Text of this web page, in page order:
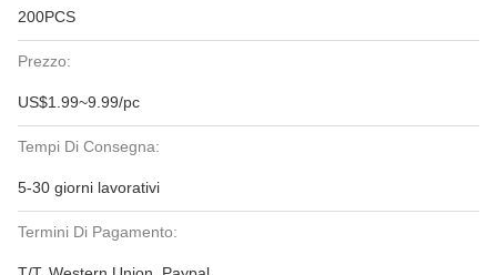
200PCS
Prezzo:
US$1.99~9.99/pc
Tempi Di Consegna:
5-30 giorni lavorativi
Termini Di Pagamento: